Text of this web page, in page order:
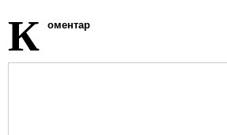
К оментар